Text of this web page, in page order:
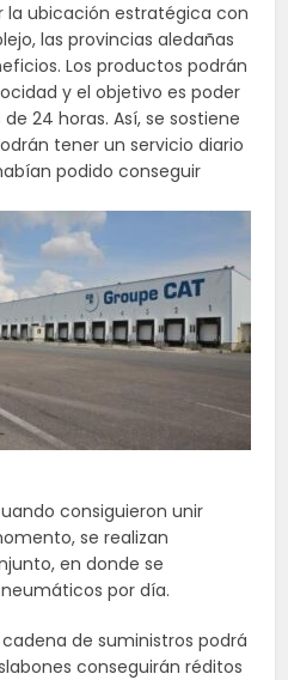
la ubicación estratégica con
las provincias aledañas
Los productos podrán
y el objetivo es poder
24 horas. Así, se sostiene
tener un servicio diario
podido conseguir
consiguieron unir
se realizan
en donde se
por día.
de suministros podrá
conseguirán réditos